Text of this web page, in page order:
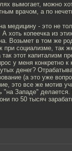
вымогает, можно
врачом, а по
медицину - это не
хоть копеечка из
Возьмет в том же
при социализме, так
этот капитализм
у меня конкретно
денег?
(а это уже
это все же мотив
Западе" делается.
по 50 тысяч